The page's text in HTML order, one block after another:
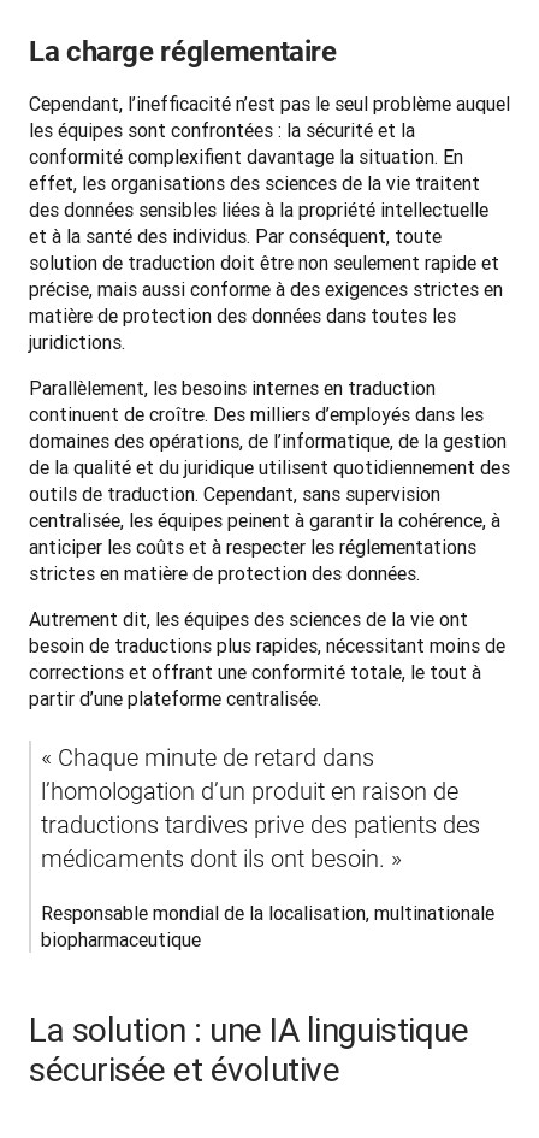
La charge réglementaire
Cependant, l’inefficacité n’est pas le seul problème auquel
les équipes sont confrontées : la sécurité et la
conformité complexifient davantage la situation. En
effet, les organisations des sciences de la vie traitent
des données sensibles liées à la propriété intellectuelle
et à la santé des individus. Par conséquent, toute
solution de traduction doit être non seulement rapide et
précise, mais aussi conforme à des exigences strictes en
matière de protection des données dans toutes les
juridictions.
Parallèlement, les besoins internes en traduction
continuent de croître. Des milliers d’employés dans les
domaines des opérations, de l’informatique, de la gestion
de la qualité et du juridique utilisent quotidiennement des
outils de traduction. Cependant, sans supervision
centralisée, les équipes peinent à garantir la cohérence, à
anticiper les coûts et à respecter les réglementations
strictes en matière de protection des données.
Autrement dit, les équipes des sciences de la vie ont
besoin de traductions plus rapides, nécessitant moins de
corrections et offrant une conformité totale, le tout à
partir d’une plateforme centralisée.
« Chaque minute de retard dans
l’homologation d’un produit en raison de
traductions tardives prive des patients des
médicaments dont ils ont besoin. »
Responsable mondial de la localisation, multinationale
biopharmaceutique
La solution : une IA linguistique
sécurisée et évolutive